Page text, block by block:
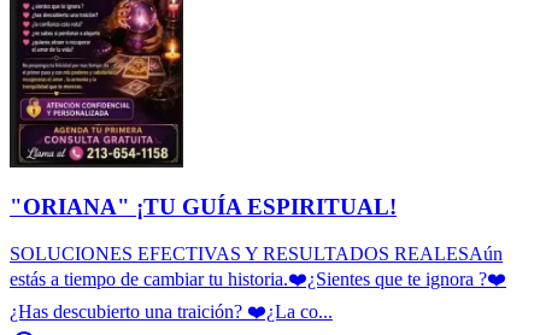
"ORIANA" ¡TU GUÍA ESPIRITUAL!
SOLUCIONES EFECTIVAS Y RESULTADOS REALESAún
estás a tiempo de cambiar tu historia.❤️¿Sientes que te ignora ?❤️
¿Has descubierto una traición? ❤️¿La co...